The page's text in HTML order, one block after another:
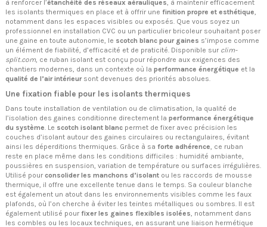
à renforcer l’étanchéité des réseaux aérauliques, à maintenir efficacement
les isolants thermiques en place et à offrir une finition propre et esthétique,
notamment dans les espaces visibles ou exposés. Que vous soyez un
professionnel en installation CVC ou un particulier bricoleur souhaitant poser
une gaine en toute autonomie, le scotch blanc pour gaines s’impose comme
un élément de fiabilité, d’efficacité et de praticité. Disponible sur clim-
split.com, ce ruban isolant est conçu pour répondre aux exigences des
chantiers modernes, dans un contexte où la performance énergétique et la
qualité de l’air intérieursont devenues des priorités absolues.
Une fixation fiable pour les isolants thermiques
Dans toute installation de ventilation ou de climatisation, la qualité de
l’isolation des gaines conditionne directement la performance énergétique
du système . Le scotch isolant blanc permet de fixer avec précision les
couches d’isolant autour des gaines circulaires ou rectangulaires, évitant
ainsi les déperditions thermiques. Grâce à sa forte adhérence , ce ruban
reste en place même dans les conditions difficiles : humidité ambiante,
poussières en suspension, variation de température ou surfaces irrégulières.
Utilisé pour consolider les manchons d’isolant ou les raccords de mousse
thermique, il offre une excellente tenue dans le temps. Sa couleur blanche
est également un atout dans les environnements visibles comme les faux
plafonds, où l’on cherche à éviter les teintes métalliques ou sombres. Il est
également utilisé pour fixer les gaines flexibles isolées , notamment dans
les combles ou les locaux techniques, en assurant une liaison hermétique